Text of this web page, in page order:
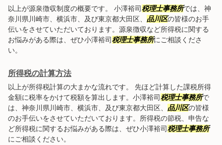
以上が源泉徴収制度の概要です。 小澤裕司税理士事務所では、神
奈川県川崎市、横浜市、及び東京都大田区、 品川区の皆様のお手
伝いをさせていただいております。源泉徴収など所得税に関する
お悩みがある際は、ぜひ小澤裕司税理士事務所にご相談くださ
い。
所得税の計算方法
以上が所得税計算の大まかな流れです。 先ほど計算した課税所得
金額に税率をかけて税額を算出します。小澤裕司税理士事務所で
は、神奈川県川崎市、横浜市、及び東京都大田区、 品川区の皆様
のお手伝いをさせていただいております。所得税の節税、申告な
ど所得税に関するお悩みがある際は、ぜひ小澤裕司税理士事務所
にご相談ください。